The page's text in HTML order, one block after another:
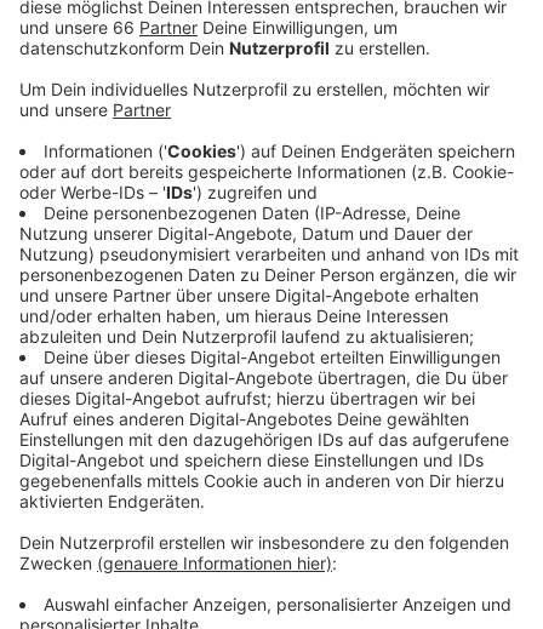
gestiegen.
Veröffentlicht:Freitag, 16.04.2021 05:39
Anzeige
Sie liegt nun bei rund 144. Dieser Wert gibt an, wie
viele Menschen unter 100.000 Einwohnern sich
innerhalb einer Woche wissentlich angesteckt haben.
Seit Ausbruch der Corona-Pandemie sind 342
Düsseldorfer an oder mit CoViD-19 gestorben. Damit
haben innerhalb der letzten 24 Stunden drei weitere
Menschen die Krankheit nicht überlebt.
Weitere Infos und Links zum Thema:
So sieht es in anderen Städten und Kreisen in
Deutschland aus!